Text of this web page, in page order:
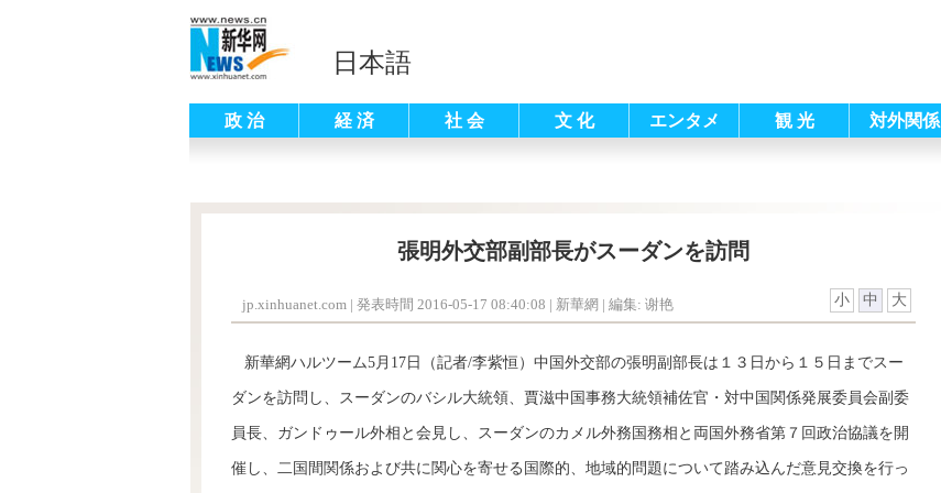
日本語
政 治 経 済 社 会 文 化 エンタメ 観 光 対外関係
張明外交部副部長がスーダンを訪問
jp.xinhuanet.com | 発表時間 2016-05-17 08:40:08 | 新華網 | 編集: 谢艳 小 中 大
新華網ハルツーム5月17日（記者/李紫恒）中国外交部の張明副部長は１３日から１５日までスー
ダンを訪問し、スーダンのバシル大統領、賈滋中国事務大統領補佐官・対中国関係発展委員会副委
員長、ガンドゥール外相と会見し、スーダンのカメル外務国務相と両国外務省第７回政治協議を開
催し、二国間関係および共に関心を寄せる国際的、地域的問題について踏み込んだ意見交換を行っ